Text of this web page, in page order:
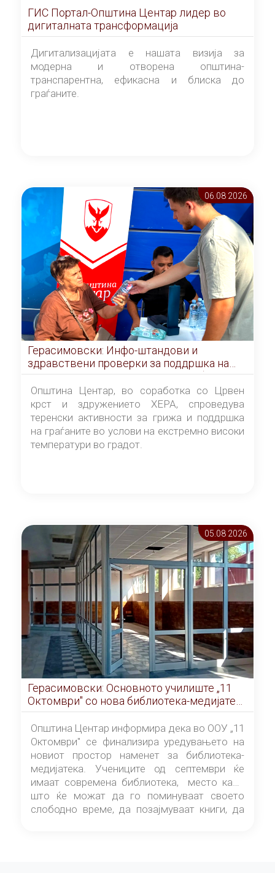
ГИС Портал-Општина Центар лидер во
дигиталната трансформација
Дигитализацијата е нашата визија за
модерна и отворена општина-
транспарентна, ефикасна и блиска до
граѓаните.
06.08 2026
Герасимовски: Инфо-штандови и
здравствени проверки за поддршка на
граѓаните во услови на топлотен бран
Општина Центар, во соработка со Црвен
крст и здружението ХЕРА, спроведува
теренски активности за грижа и поддршка
на граѓаните во услови на екстремно високи
температури во градот.
05.08 2026
Герасимовски: Основното училиште „11
Октомври" со нова библиотека-медијатека
од септември
Општина Центар информира дека во ООУ „11
Октомври" се финализира уредувањето на
новиот простор наменет за библиотека-
медијатека. Учениците од септември ќе
имаат современа библиотека, место каде
што ќе можат да го поминуваат своето
слободно време, да позајмуваат книги, да